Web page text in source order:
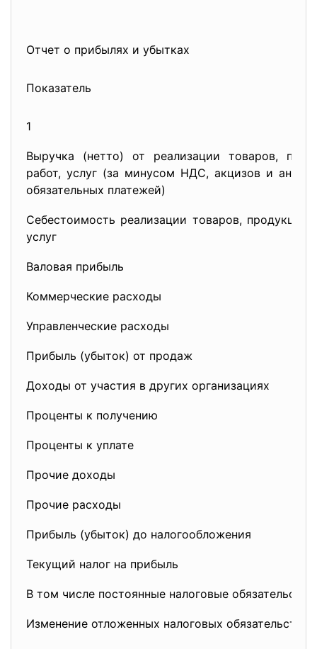
Отчет о прибылях и убытках
Показатель
1
Выручка (нетто) от реализации товаров,
работ, услуг (за минусом НДС, акцизов и
обязательных платежей)
Себестоимость реализации товаров, продукции,
услуг
Валовая прибыль
Коммерческие расходы
Управленческие расходы
Прибыль (убыток) от продаж
Доходы от участия в других организациях
Проценты к получению
Проценты к уплате
Прочие доходы
Прочие расходы
Прибыль (убыток) до налогообложения
Текущий налог на прибыль
В том числе постоянные налоговые обязательства
Изменение отложенных налоговых обязательств